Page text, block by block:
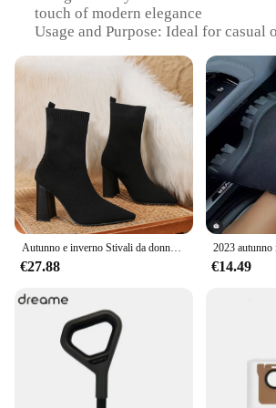
touch of modern elegance
Usage and Purpose: Ideal for casual
Typical Adaptive Scenario: Perfect
weather, pairing seamlessly with
dresses
Shape or Size or Weight or
offering a comfortable fit with a
Performance and Property: Durable
with a non-slip sole for added stability
Features:
|Wholesale|Vendors|
**Elegant Craftsmanship and
Dream Pairs Fall Boots embody a
of style and comfort. The boots'
leather exterior not only exudes a
also promises durability and easy
classic fall boot silhouette is
modern twist, ensuring that these
Autunno e inverno Stivali da donna con tacco largo e punta a punta Stivali con tacco alto Stivaletti alla moda sexy
€27.88 €14.49